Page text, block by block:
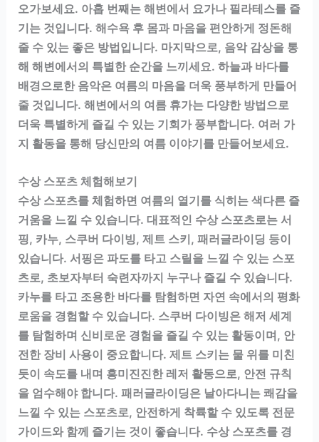
오가보세요. 아홉 번째는 해변에서 요가나 필라테스를 즐
기는 것입니다. 해수욕 후 몸과 마음을 편안하게 정돈해
줄 수 있는 좋은 방법입니다. 마지막으로, 음악 감상을 통
해 해변에서의 특별한 순간을 느끼세요. 하늘과 바다를
배경으로한 음악은 여름의 마음을 더욱 풍부하게 만들어
줄 것입니다. 해변에서의 여름 휴가는 다양한 방법으로
더욱 특별하게 즐길 수 있는 기회가 풍부합니다. 여러 가
지 활동을 통해 당신만의 여름 이야기를 만들어보세요.
수상 스포츠 체험해보기
수상 스포츠를 체험하면 여름의 열기를 식히는 색다른 즐
거움을 느낄 수 있습니다. 대표적인 수상 스포츠로는 서
핑, 카누, 스쿠버 다이빙, 제트 스키, 패러글라이딩 등이
있습니다. 서핑은 파도를 타고 스릴을 느낄 수 있는 스포
츠로, 초보자부터 숙련자까지 누구나 즐길 수 있습니다.
카누를 타고 조용한 바다를 탐험하면 자연 속에서의 평화
로움을 경험할 수 있습니다. 스쿠버 다이빙은 해저 세계
를 탐험하며 신비로운 경험을 즐길 수 있는 활동이며, 안
전한 장비 사용이 중요합니다. 제트 스키는 물 위를 미친
듯이 속도를 내며 흥미진진한 레저 활동으로, 안전 규칙
을 엄수해야 합니다. 패러글라이딩은 날아다니는 쾌감을
느낄 수 있는 스포츠로, 안전하게 착륙할 수 있도록 전문
가이드와 함께 즐기는 것이 좋습니다. 수상 스포츠를 경